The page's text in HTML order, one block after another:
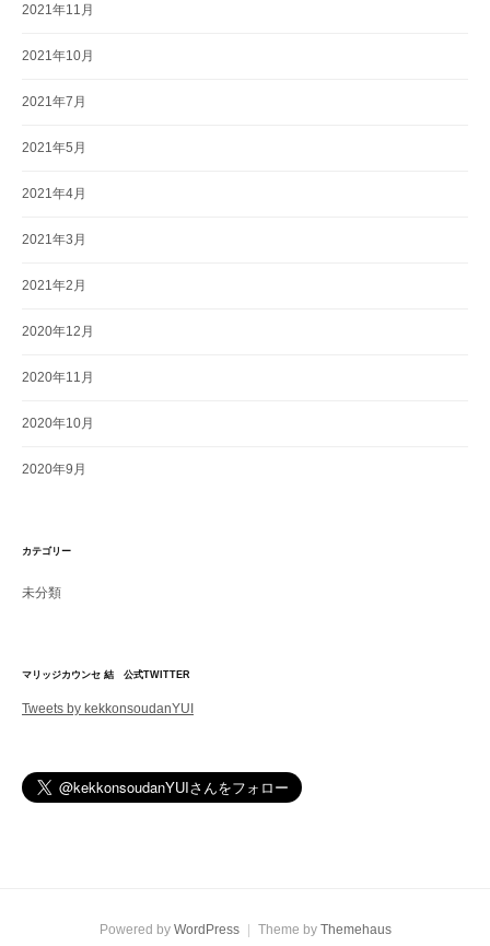
2021年11月
2021年10月
2021年7月
2021年5月
2021年4月
2021年3月
2021年2月
2020年12月
2020年11月
2020年10月
2020年9月
カテゴリー
未分類
マリッジカウンセ 結 公式TWITTER
Tweets by kekkonsoudanYUI
Powered by WordPress Theme by Themehaus